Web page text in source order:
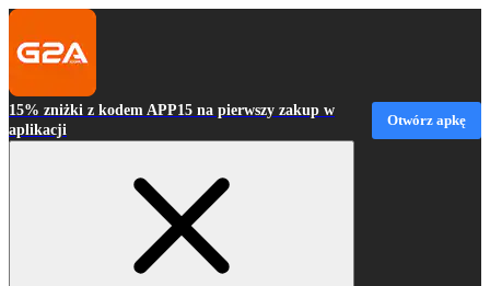
15% zniżki z kodem APP15 na pierwszy zakup w
aplikacji
Otwórz apkę